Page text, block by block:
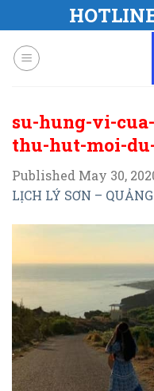
to
content
su-hung-vi-
thu-hut-moi-
Published May 30,
LỊCH LÝ SƠN –